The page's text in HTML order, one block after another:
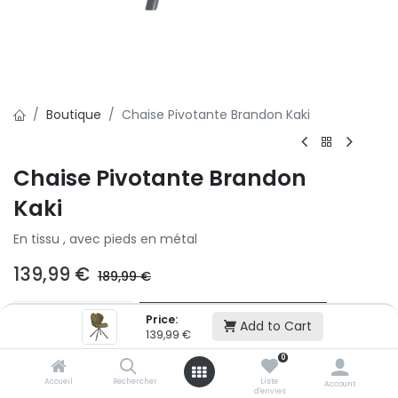
Price:
139,99 € Add to Cart
Accueil Rechercher
0
Liste
d'envies
Account
Boutique Chaise Pivotante Brandon Kaki
Chaise Pivotante Brandon
Kaki
En tissu , avec pieds en métal
139,99 € 189,99€
Ajouter au panier
Ajouter à la liste d'envie